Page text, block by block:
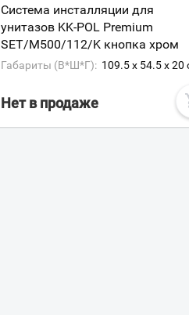
Система инсталляции для
унитазов KK-POL Premium
SET/M500/112/K кнопка хром
Габариты (В*Ш*Г): 109.5 x 54.5 x 20
Нет в продаже